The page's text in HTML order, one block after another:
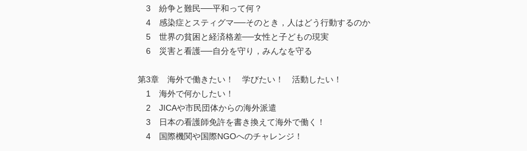
3 紛争と難民──平和って何？
4 感染症とスティグマ──そのとき，人はどう行動するのか
5 世界の貧困と経済格差──女性と子どもの現実
6 災害と看護──自分を守り，みんなを守る
第3章 海外で働きたい！ 学びたい！ 活動したい！
1 海外で何かしたい！
2 JICAや市民団体からの海外派遣
3 日本の看護師免許を書き換えて海外で働く！
4 国際機関や国際NGOへのチャレンジ！